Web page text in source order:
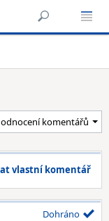
vlastní komentář
Dohráno